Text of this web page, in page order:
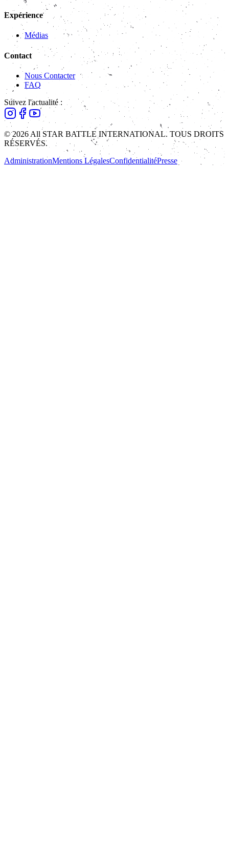
Expérience
Médias
Contact
Nous Contacter
FAQ
Suivez l'actualité :
© 2026 All STAR BATTLE INTERNATIONAL. TOUS DROITS
RÉSERVÉS.
AdministrationMentions LégalesConfidentialitéPresse